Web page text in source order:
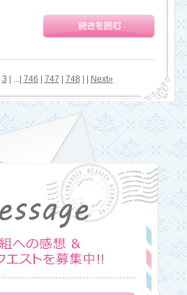
3 | ...| 746 747 748 Next»